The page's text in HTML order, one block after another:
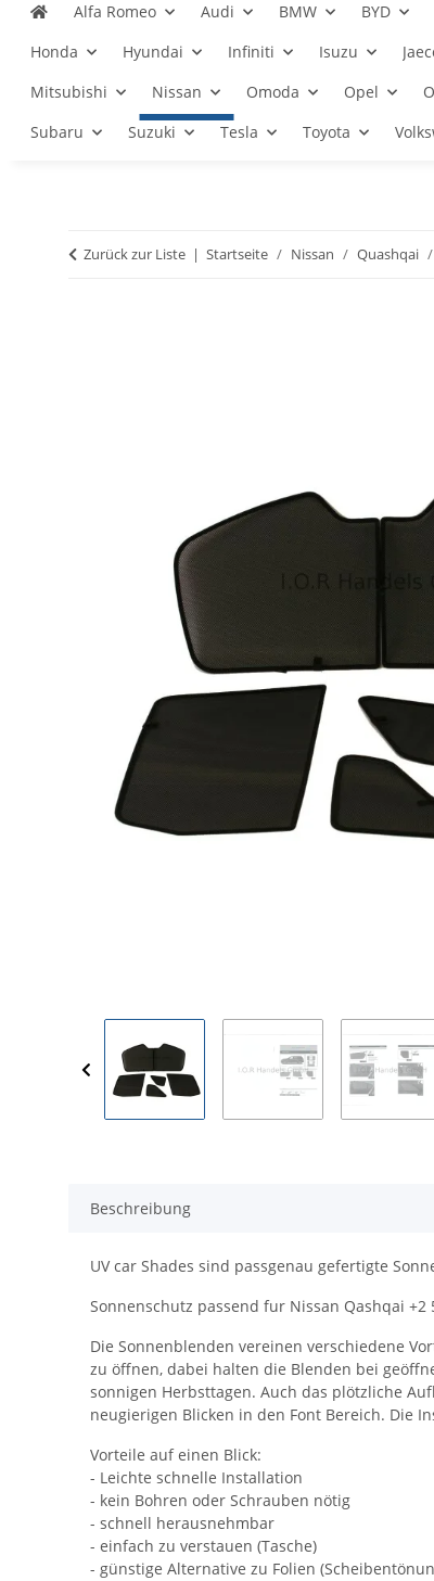
Alfa Romeo Audi BMW BYD
Honda
Hyundai Infiniti Isuzu
Mitsubishi
Nissan Omoda Opel
Subaru
Suzuki Tesla Toyota
Zurück zur Liste Startseite Nissan Quashqai
Beschreibung
UV car Shades sind passgenau gefertigte
Sonnenschutz passend fur Nissan Qashqai +2
Die Sonnenblenden vereinen verschiedene
zu öffnen, dabei halten die Blenden bei
sonnigen Herbsttagen. Auch das plötzliche
neugierigen Blicken in den Font Bereich. Die
Vorteile auf einen Blick:
- Leichte schnelle Installation
- kein Bohren oder Schrauben nötig
- schnell herausnehmbar
- einfach zu verstauen (Tasche)
- günstige Alternative zu Folien